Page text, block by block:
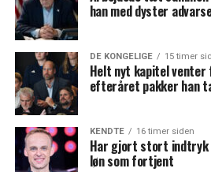
han med dyster
DE KONGELIGE 15 timer
Helt nyt kapitel venter
efteråret pakker han
KENDTE 16 timer siden
Har gjort stort indtryk
løn som fortjent